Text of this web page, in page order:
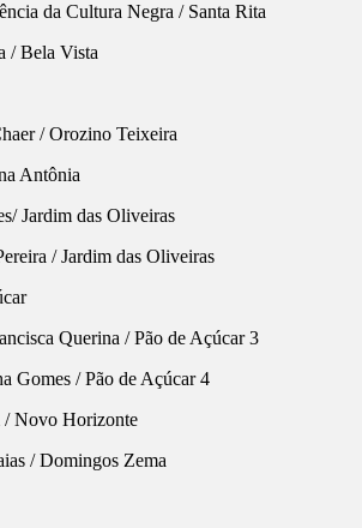
da Cultura Negra / Santa Rita
/ Bela Vista
/ Orozino Teixeira
Antônia
Jardim das Oliveiras
/ Jardim das Oliveiras
Querina / Pão de Açúcar 3
Gomes / Pão de Açúcar 4
Novo Horizonte
/ Domingos Zema